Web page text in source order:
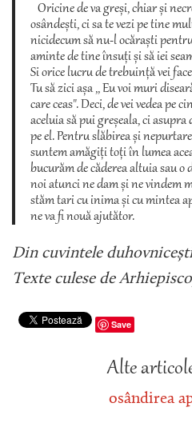
Oricine de va greși, chiar și
osândești, ci sa te vezi pe tine
nicidecum să nu-l ocăraști
aminte de tine însuți și să iei
Si orice lucru de trebuință vei
Tu să zici așa ,, Eu voi muri
care ceas". Deci, de vei vedea pe
aceluia să pui greșeala, ci
pe el. Pentru slăbirea și
suntem amăgiți toți în lumea
bucurăm de căderea altuia sau
noi atunci ne dam și ne vindem
stăm tari cu inima și cu mintea
ne va fi nouă ajutător.
Din cuvintele
Texte culese de
Save
Alte
osândirea